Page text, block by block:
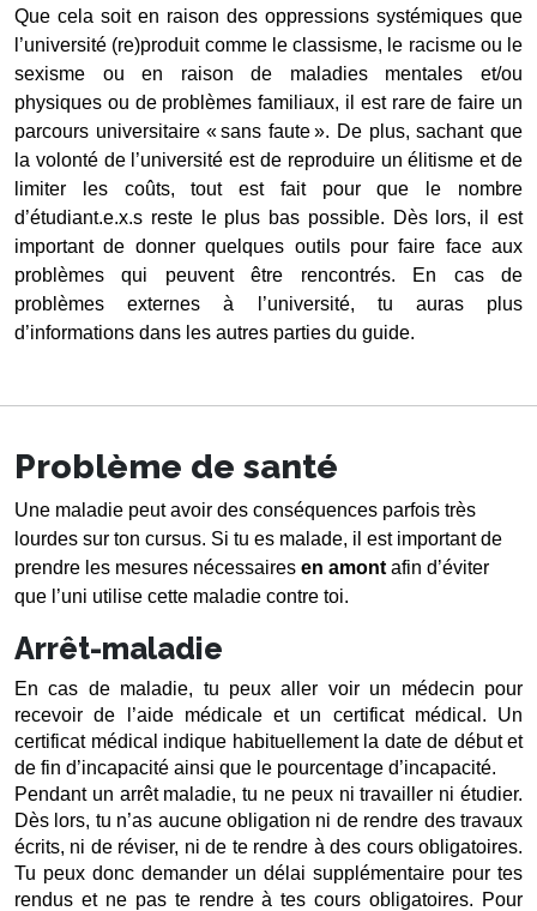
Que cela soit en raison des oppressions systémiques que
sexisme ou en raison de maladies mentales et/ou
physiques ou de problèmes familiaux, il est rare de faire un
parcours universitaire « sans faute ». De plus, sachant que
la volonté de l’université est de reproduire un élitisme et de
limiter les coûts, tout est fait pour que le nombre
d’étudiant.e.x.s reste le plus bas possible. Dès lors, il est
important de donner quelques outils pour faire face aux
problèmes qui peuvent être rencontrés. En cas de
problèmes externes à l’université, tu auras plus
d’informations dans les autres parties du guide.
Problème de santé
Une maladie peut avoir des conséquences parfois très
lourdes sur ton cursus. Si tu es malade, il est important de
prendre les mesures nécessaires en amont afin d’éviter
que l’uni utilise cette maladie contre toi.
Arrêt-maladie
En cas de maladie, tu peux aller voir un médecin pour
recevoir de l’aide médicale et un certificat médical. Un
certificat médical indique habituellement la date de début et
de fin d’incapacité ainsi que le pourcentage d’incapacité.
Pendant un arrêt maladie, tu ne peux ni travailler ni étudier.
Dès lors, tu n’as aucune obligation ni de rendre des travaux
écrits, ni de réviser, ni de te rendre à des cours obligatoires.
Tu peux donc demander un délai supplémentaire pour tes
rendus et ne pas te rendre à tes cours obligatoires. Pour